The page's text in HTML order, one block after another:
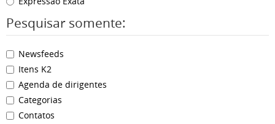
Pesquisar somente:
Newsfeeds
Itens K2
Agenda de dirigentes
Categorias
Contatos